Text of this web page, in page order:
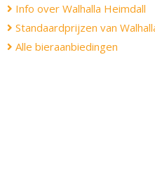
Info over Walhalla Heimdall
Standaardprijzen van
Alle bieraanbiedingen